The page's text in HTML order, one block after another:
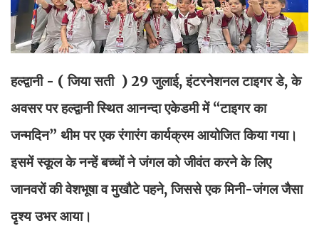
हल्द्वानी - ( जिया सती ) 29 जुलाई, इंटरनेशनल टाइगर डे, के
अवसर पर हल्द्वानी स्थित आनन्दा एकेडमी में “टाइगर का
जन्मदिन” थीम पर एक रंगारंग कार्यक्रम आयोजित किया गया।
इसमें स्कूल के नन्हें बच्चों ने जंगल को जीवंत करने के लिए
जानवरों की वेशभूषा व मुखौटे पहने, जिससे एक मिनी-जंगल जैसा
दृश्य उभर आया।